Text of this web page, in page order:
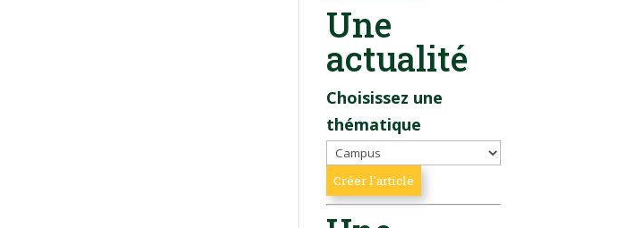
Une
actualité
Choisissez une
thématique